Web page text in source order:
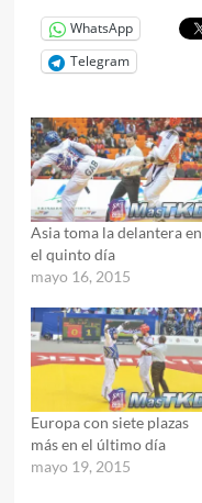
WhatsApp
Telegram
Asia toma la delantera en
el quinto día
mayo 16, 2015
Europa con siete plazas
más en el último día
mayo 19, 2015